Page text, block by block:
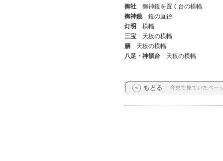
御社 御神鏡を置く台の横幅
御神鏡 鏡の直径
灯明
横幅
三宝 天板の横幅
膳 天板の横幅
八足・神饌台 天板の横幅